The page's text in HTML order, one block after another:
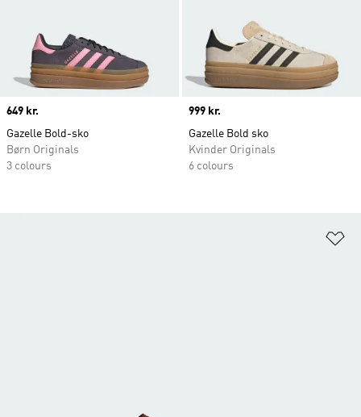
Price
649 kr.
Gazelle Bold-sko
Børn Originals
3 colours
Price
999 kr.
Gazelle Bold sko
Kvinder Originals
6 colours